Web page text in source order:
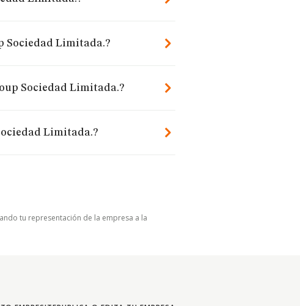
Sociedad Limitada.?
Sociedad Limitada.?
Limitada.?
tu representación de la empresa a la